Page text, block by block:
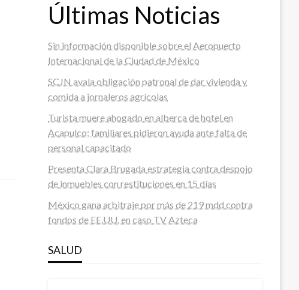
Últimas Noticias
Sin información disponible sobre el Aeropuerto
Internacional de la Ciudad de México
SCJN avala obligación patronal de dar vivienda y
comida a jornaleros agrícolas
Turista muere ahogado en alberca de hotel en
Acapulco; familiares pidieron ayuda ante falta de
personal capacitado
Presenta Clara Brugada estrategia contra despojo
de inmuebles con restituciones en 15 días
México gana arbitraje por más de 219 mdd contra
fondos de EE.UU. en caso TV Azteca
SALUD